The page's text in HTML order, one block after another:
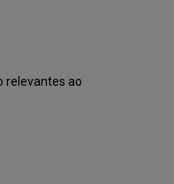
relevantes ao